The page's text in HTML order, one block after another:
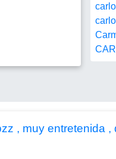
, muy entretenida ,